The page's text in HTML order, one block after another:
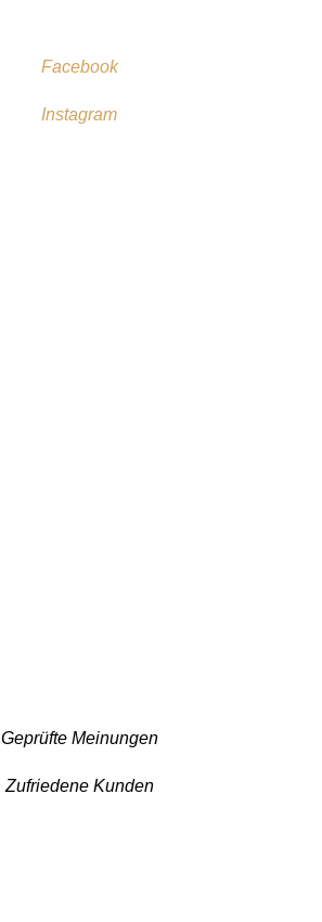
Facebook
Instagram
Geprüfte Meinungen
Zufriedene Kunden